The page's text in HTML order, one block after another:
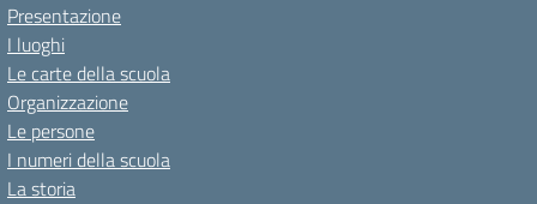
Presentazione
I luoghi
Le carte della scuola
Organizzazione
Le persone
I numeri della scuola
La storia